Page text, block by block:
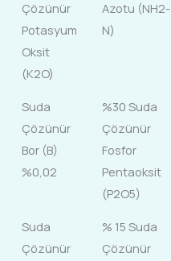
Çözünür
Potasyum
Oksit
(K2O)
Azotu (NH2-
N)
Suda
Çözünür
Bor (B)
%0,02
%30 Suda
Çözünür
Fosfor
Pentaoksit
(P2O5)
Suda
Çözünür
% 15 Suda
Çözünür